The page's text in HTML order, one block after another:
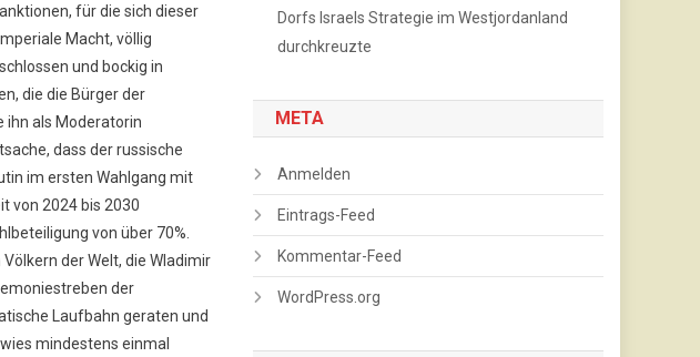
für die sich dieser
Macht, völlig
und bockig in
die die Bürger der
ihn als Moderatorin
dass der russische
im ersten Wahlgang mit
von 2024 bis 2030
von über 70%.
der Welt, die Wladimir
der
Laufbahn geraten und
mindestens einmal
Dorfs Israels Strategie im Westjordanland
durchkreuzte
META
Anmelden
Eintrags-Feed
Kommentar-Feed
WordPress.org